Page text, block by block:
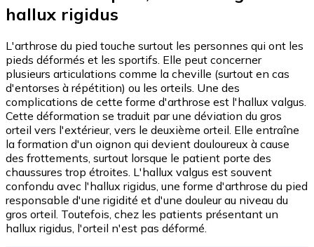
hallux rigidus
L'arthrose du pied touche surtout les personnes qui ont les
pieds déformés et les sportifs. Elle peut concerner
plusieurs articulations comme la cheville (surtout en cas
d'entorses à répétition) ou les orteils. Une des
complications de cette forme d'arthrose est l'hallux valgus.
Cette déformation se traduit par une déviation du gros
orteil vers l'extérieur, vers le deuxième orteil. Elle entraîne
la formation d'un oignon qui devient douloureux à cause
des frottements, surtout lorsque le patient porte des
chaussures trop étroites. L'hallux valgus est souvent
confondu avec l'hallux rigidus, une forme d'arthrose du pied
responsable d'une rigidité et d'une douleur au niveau du
gros orteil. Toutefois, chez les patients présentant un
hallux rigidus, l'orteil n'est pas déformé.